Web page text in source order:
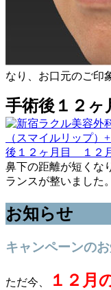
なり、お口元のご印
手術後１２ヶ
鼻下の距離が短くな
ランスが整いました。
お知らせ
キャンペーンの
ただ今、 １２月